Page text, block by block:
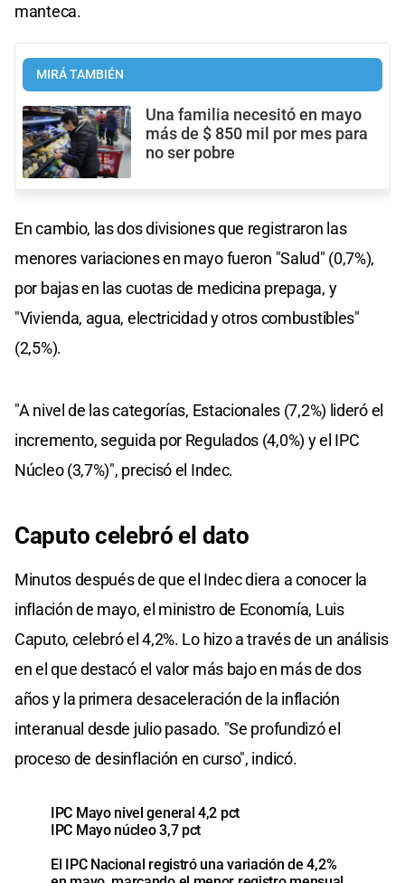
manteca.
MIRÁ TAMBIÉN
Una familia necesitó en mayo
más de $ 850 mil por mes para
no ser pobre
En cambio, las dos divisiones que registraron las
menores variaciones en mayo fueron "Salud" (0,7%),
por bajas en las cuotas de medicina prepaga, y
"Vivienda, agua, electricidad y otros combustibles"
(2,5%).
"A nivel de las categorías, Estacionales (7,2%) lideró el
incremento, seguida por Regulados (4,0%) y el IPC
Núcleo (3,7%)", precisó el Indec.
Caputo celebró el dato
Minutos después de que el Indec diera a conocer la
inflación de mayo, el ministro de Economía, Luis
Caputo, celebró el 4,2%. Lo hizo a través de un análisis
en el que destacó el valor más bajo en más de dos
años y la primera desaceleración de la inflación
interanual desde julio pasado. "Se profundizó el
proceso de desinflación en curso", indicó.
IPC Mayo nivel general 4,2 pct
IPC Mayo núcleo 3,7 pct
El IPC Nacional registró una variación de 4,2%